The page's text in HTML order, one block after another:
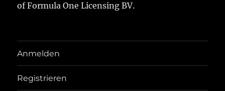
of Formula One Licensing BV.
Anmelden
Registrieren